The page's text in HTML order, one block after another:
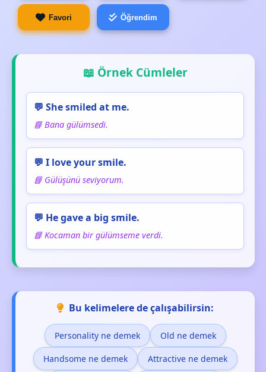
Favori Öğrendim
📖 Örnek Cümleler
💬 She smiled at me.
📘 Bana gülümsedi.
💬 I love your smile.
📘 Gülüşünü seviyorum.
💬 He gave a big smile.
📘 Kocaman bir gülümseme verdi.
Bu kelimelere de çalışabilirsin:
Personality ne demek Old ne demek
Handsome ne demek Attractive ne demek